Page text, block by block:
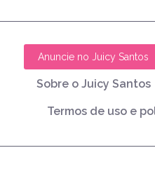
Anuncie no Juicy Santos
Sobre o Juicy Santos
Termos de uso e